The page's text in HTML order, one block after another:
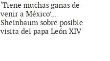
‘Tiene muchas ganas de
venir a México’...
Sheinbaum sobre posible
visita del papa León XIV